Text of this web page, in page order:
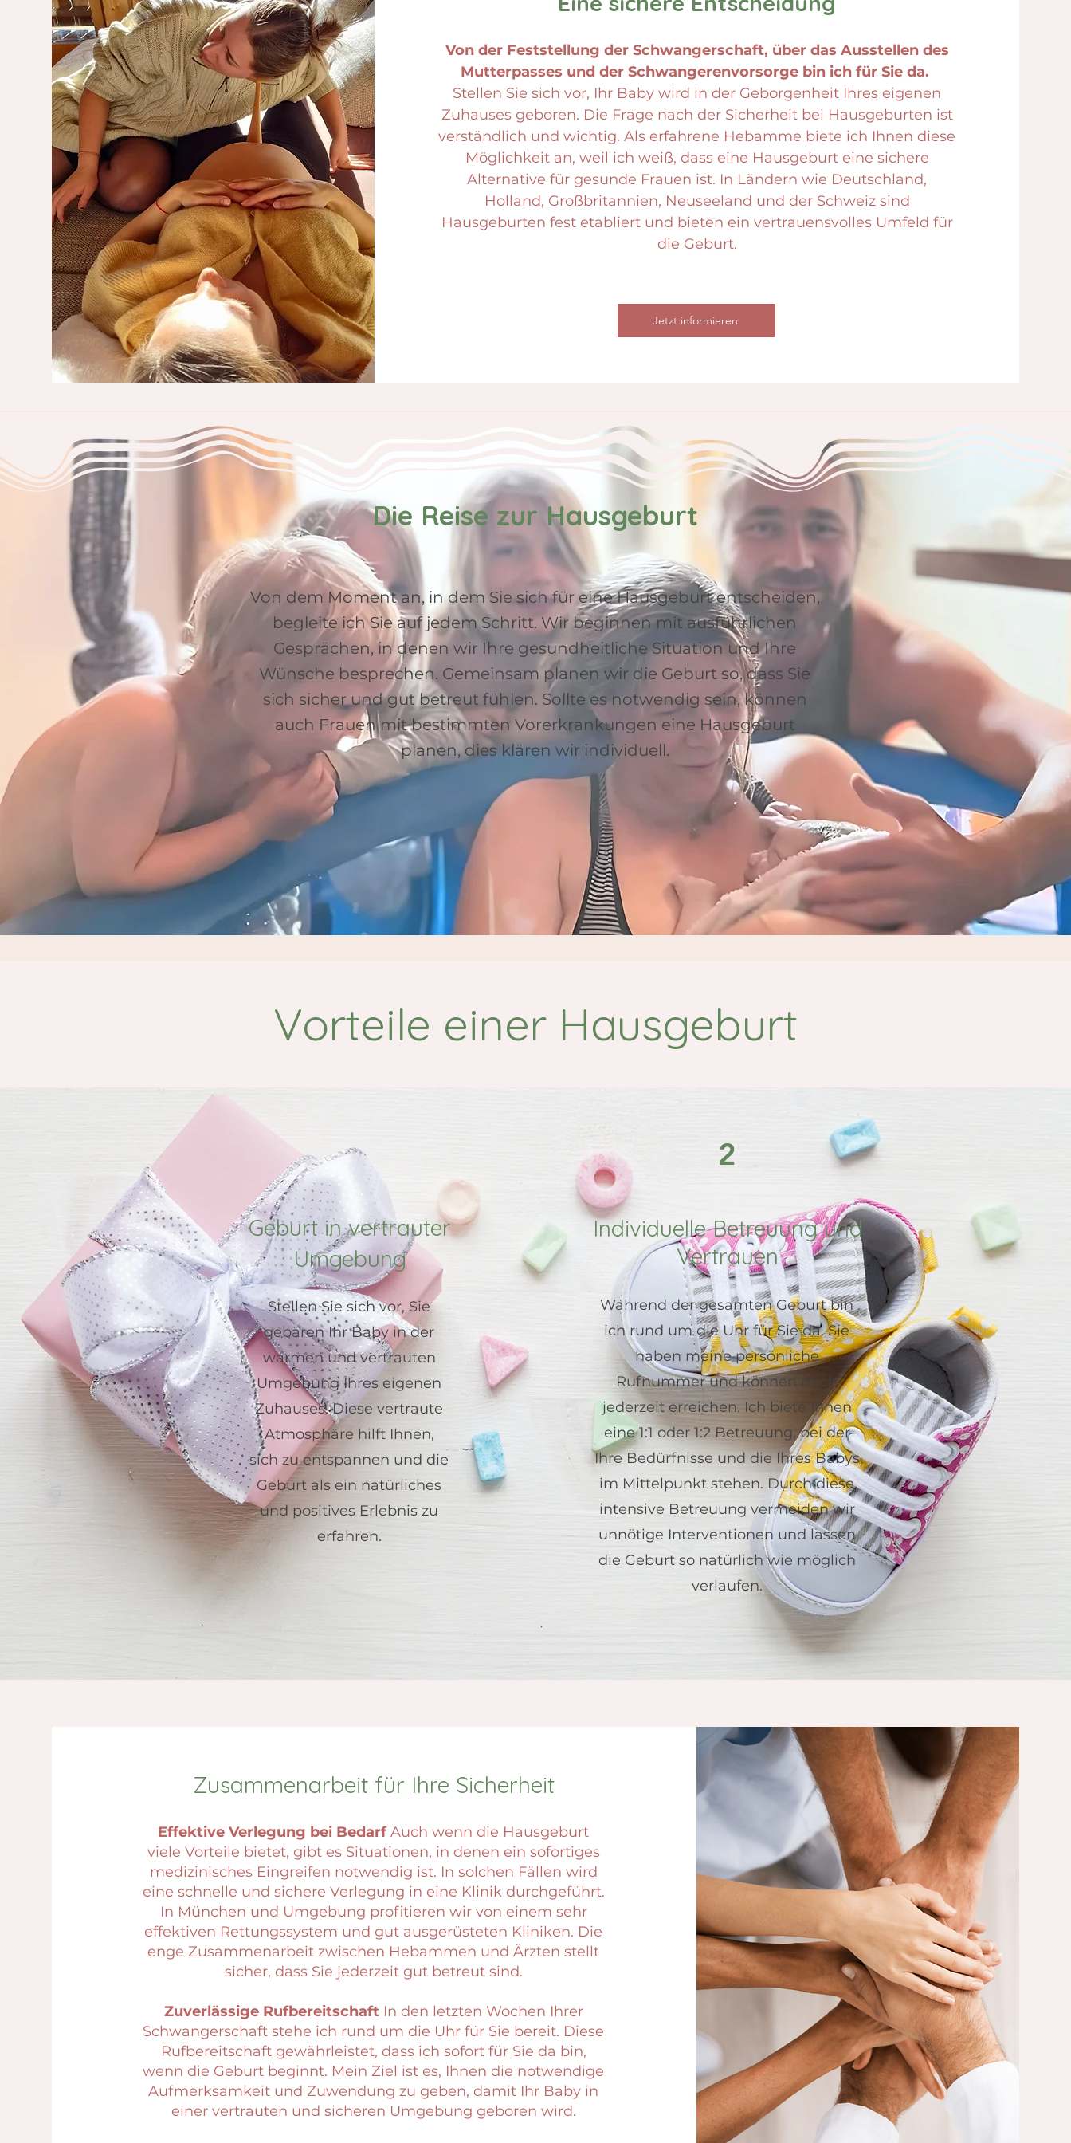
Von der Feststellung der Schwangerschaft, über das Ausstellen des
Mutterpasses und der Schwangerenvorsorge bin ich für Sie da.
Stellen Sie sich vor, Ihr Baby wird in der Geborgenheit Ihres eigenen
Zuhauses geboren. Die Frage nach der Sicherheit bei Hausgeburten ist
verständlich und wichtig. Als erfahrene Hebamme biete ich Ihnen diese
Möglichkeit an, weil ich weiß, dass eine Hausgeburt eine sichere
Alternative für gesunde Frauen ist. In Ländern wie Deutschland,
Holland, Großbritannien, Neuseeland und der Schweiz sind
Hausgeburten fest etabliert und bieten ein vertrauensvolles Umfeld für
die Geburt.
Jetzt informieren
Die Reise zur Hausgeburt
Von dem Moment an, in dem Sie sich für eine Hausgeburt entscheiden,
begleite ich Sie auf jedem Schritt. Wir beginnen mit ausführlichen
Gesprächen, in denen wir Ihre gesundheitliche Situation und Ihre
Wünsche besprechen. Gemeinsam planen wir die Geburt so, dass Sie
sich sicher und gut betreut fühlen. Sollte es notwendig sein, können
auch Frauen mit bestimmten Vorerkrankungen eine Hausgeburt
planen, dies klären wir individuell.
Vorteile einer Hausgeburt
Geburt in vertrauter
Umgebung
Stellen Sie sich vor, Sie
gebären Ihr Baby in der
warmen und vertrauten
Umgebung Ihres eigenen
Zuhauses. Diese vertraute
Atmosphäre hilft Ihnen,
sich zu entspannen und die
Geburt als ein natürliches
und positives Erlebnis zu
erfahren.
2
Individuelle Betreuung und
Vertrauen
Während der gesamten Geburt bin
ich rund um die Uhr für Sie da. Sie
haben meine persönliche
Rufnummer und können mich
jederzeit erreichen. Ich biete Ihnen
eine 1:1 oder 1:2 Betreuung, bei der
Ihre Bedürfnisse und die Ihres Babys
im Mittelpunkt stehen. Durch diese
intensive Betreuung vermeiden wir
unnötige Interventionen und lassen
die Geburt so natürlich wie möglich
verlaufen.
Zusammenarbeit für Ihre Sicherheit
Effektive Verlegung bei BedarfAuch wenn die Hausgeburt
viele Vorteile bietet, gibt es Situationen, in denen ein sofortiges
medizinisches Eingreifen notwendig ist. In solchen Fällen wird
eine schnelle und sichere Verlegung in eine Klinik durchgeführt.
In München und Umgebung profitieren wir von einem sehr
effektiven Rettungssystem und gut ausgerüsteten Kliniken. Die
enge Zusammenarbeit zwischen Hebammen und Ärzten stellt
sicher, dass Sie jederzeit gut betreut sind.
Zuverlässige RufbereitschaftIn den letzten Wochen Ihrer
Schwangerschaft stehe ich rund um die Uhr für Sie bereit. Diese
Rufbereitschaft gewährleistet, dass ich sofort für Sie da bin,
wenn die Geburt beginnt. Mein Ziel ist es, Ihnen die notwendige
Aufmerksamkeit und Zuwendung zu geben, damit Ihr Baby in
einer vertrauten und sicheren Umgebung geboren wird.